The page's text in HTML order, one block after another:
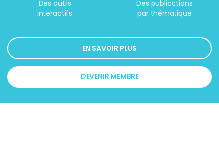
Des outils
interactifs
Des publications
par thématique
EN SAVOIR PLUS
DEVENIR MEMBRE